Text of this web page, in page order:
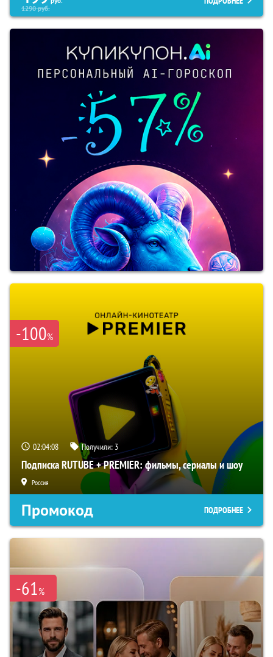
1290руб.
-100%
02:04:07 Получили: 3
Подписка RUTUBE + PREMIER: фильмы, сериалы и шоу
Россия
Промокод ПОДРОБНЕЕ
-61%